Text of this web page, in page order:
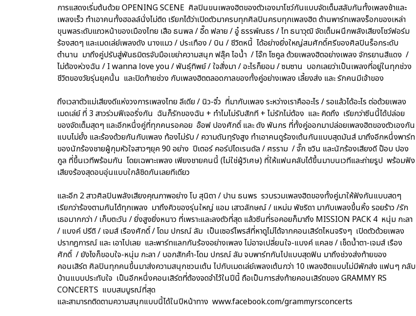
การแสดงเริ่มต้นด้วย OPENING SCENE ศิลปินขนเพลงฮิตของตัวเองมาโชว์กันแบบจัดเต็มสลับกันทั้งเพลงช้าและ
เพลงเร็ว ทำเอาคนทั้งฮอลล์นั่งไม่ติด เรียกได้ว่าเปิดตัวมาครบทุกศิลปินครบทุกเพลงฮิต ด้านพาร์ทเพลงร็อกของเหล่า
ขุนพลระดับแถวหน้าของเมืองไทย เสือ ธนพล / อี๊ด ฟลาย / อู๋ ธรรพ์ณธร / ไท ธนาวุฒิ จัดเต็มผนึกพลังเสียงโชว์ฟอร์ม
ร้องสดๆ และเมดเล่ย์เพลงดัง นางแมว / ประเทือง / บิน / ชีวิตหนี้ ได้อย่างยิ่งใหญ่สมศักดิ์ศรีของศิลปินร็อกระดับ
ตำนาน มาถึงคู่ปรับสู่พันธมิตรจับมือเขย่าความสนุก ฟลุ๊ค ไอน้ำ / โจ๊ก โซคูล ด้วยเพลงฮิตอย่างเพลง จักรยานสีแดง /
ไม่ต้องห่วงฉัน / I wanna love you / พันธุ์ทิพย์ / ใจสั่งมา / อะไรก็ยอม / ซมซาน บอกเลยว่าเป็นเพลงที่อยู่ในทุกช่วง
ชีวิตของวัยรุ่นยุคนั้น และปิดท้ายช่วง กับเพลงฮิตตลอดกาลของทั้งคู่อย่างเพลง เลี้ยงส่ง และ รักคนมีเจ้าของ
ถึงเวลาตัวแม่เสียงดีแห่งวงการเพลงไทย ลีเดีย / นิว-จิ๋ว ที่มากับเพลง ระหว่างเราคืออะไร / รอแล้วได้อะไร ต่อด้วยเพลง
เมดเล่ย์ ที่ 3 สาวร่วมฟีเจอริ่งกัน ฉันก็รักของฉัน + ทำไมไม่รับสักที + ไม่รักไม่ต้อง และ คิดถึง เรียกว่าซีนนี้ได้ปล่อย
ของจัดเต็มสุดๆ และอีกหนึ่งคู่ที่ทุกคนรอคอย อ๊อฟ ปองศักดิ์ และ ดัง พันกร ที่ทั้งคู่ออกมาปล่อยเพลงฮิตของตัวเองกัน
แบบไม่ยั้ง และร้องด้วยกันกับเพลง ท้องไม่รับ / ความดันทุรังสูง ทำเอาคนดูร้องเต้นกันแบบสุดมันส์ มาถึงอีกหนึ่งพาร์ท
ของนักร้องชายผู้กุมหัวใจสาวๆยุค 90 อย่าง ปีเตอร์ คอร์ปไดเรนดัล / ศรราม / จั๊ก ชวิน และนักร้องเสียงดี ป๊อบ ปอง
กูล ที่ขึ้นเวทีพร้อมกัน โดยเฉพาะเพลง เพียงชายคนนี้ (ไม่ใช่ผู้วิเศษ) ที่ให้แฟนคลับได้ขึ้นมาบนเวทีและถ่ายรูป พร้อมฟัง
เสียงร้องสุดอบอุ่นแบบใกล้ชิดกันเลยทีเดียว
และอีก 2 สาวศิลปินพลังเสียงคุณภาพอย่าง โบ สุนิตา / ปาน ธนพร รวบรวมเพลงฮิตของทั้งคู่มาให้ฟังกันแบบสดๆ
เรียกว่าร้องตามกันได้ทุกเพลง มาถึงคิวของรุ่นใหญ่ แอม เสาวลักษณ์ / แหม่ม พัชริดา มากับเพลงขึ้นหิ้ง รอยร้าว /รัก
เธอมากกว่า / เก็บตะวัน / ยิ่งสูงยิ่งหนาว ที่เพราะและลงตัวที่สุด แล้วซีนที่รอคอยก็มาถึง MISSION PACK 4 หนุ่ม กะลา
/ แบงค์ ปรีติ / เจมส์ เรืองศักดิ์ / โดม ปกรณ์ ลัม เป็นเซอร์ไพรส์ที่หาดูไม่ได้จากคอนเสิร์ตไหนจริงๆ เปิดตัวด้วยเพลง
ปรากฎการณ์ และ เอาไปเลย และพาร์ทแลกกันร้องอย่างเพลง ไม่อาจเปลี่ยนใจ-แบงค์ แคลช / เช็ดน้ำตา-เจมส์ เรือง
ศักดิ์ / ยังไงก็ขอบใจ-หนุ่ม กะลา / บอกสักคำ-โดม ปกรณ์ ลัม จบพาร์ทกันไปแบบสุดฟิน มาถึงช่วงส่งท้ายของ
คอนเสิร์ต ศิลปินทุกคนขึ้นมาส่งความสนุกชวนเต้น ไปกับเมดเล่ย์เพลงเต้นกว่า 10 เพลงฮิตแบบไม่มีพักส่ง แฟนๆ กลับ
บ้านแบบประทับใจ เป็นอีกหนึ่งคอนเสิร์ตที่ต้องจดจำไว้ในปีนี้ ถือเป็นการส่งท้ายคอนเสิร์ตของ GRAMMY RS
CONCERTS แบบสมบูรณ์ที่สุด
และสามารถติดตามความสนุกแบบนี้ได้ในปีหน้าทาง www.facebook.com/grammyrsconcerts